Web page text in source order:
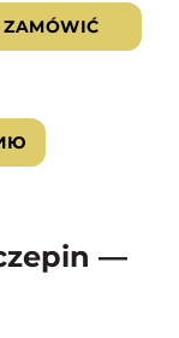
ZAMÓWIĆ
—